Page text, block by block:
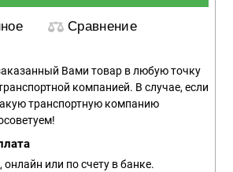
Сравнение
Вами товар в любую точку
компанией. В случае, если
транспортную компанию
или по счету в банке.